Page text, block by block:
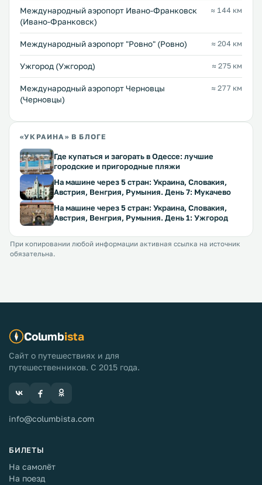
Международный аэропорт Ивано-Франковск
(Ивано-Франковск)
≈ 144 км
Междунарoдный аэропорт "Ровно" (Ровно) ≈ 204 км
Ужгород (Ужгород) ≈ 275 км
Международный аэропорт Черновцы
(Черновцы)
≈ 277 км
«УКРАИНА» В БЛОГЕ
Где купаться и загорать в Одессе: лучшие
городские и пригородные пляжи
На машине через 5 стран: Украина, Словакия,
Австрия, Венгрия, Румыния. День 7: Мукачево
На машине через 5 стран: Украина, Словакия,
Австрия, Венгрия, Румыния. День 1: Ужгород
При копировании любой информации активная ссылка на источник
обязательна.
Columbista
Сайт о путешествиях и для
путешественников. С 2015 года.
info@columbista.com
БИЛЕТЫ
На самолёт
На поезд